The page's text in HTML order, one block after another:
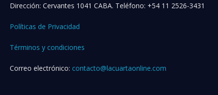
Dirección: Cervantes 1041 CABA. Teléfono: +54 11 2526-3431
Políticas de Privacidad
Términos y condiciones
Correo electrónico: contacto@lacuartaonline.com